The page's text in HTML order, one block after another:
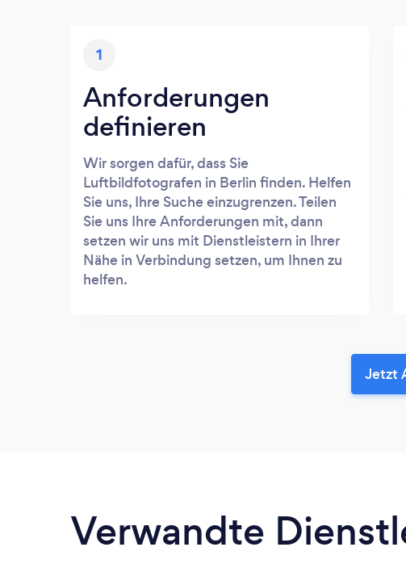
1
Anforderungen
definieren
Wir sorgen dafür, dass Sie
Luftbildfotografen in Berlin finden. Helfen
Sie uns, Ihre Suche einzugrenzen. Teilen
Sie uns Ihre Anforderungen mit, dann
setzen wir uns mit Dienstleistern in Ihrer
Nähe in Verbindung setzen, um Ihnen zu
helfen.
Jetzt
Verwandte